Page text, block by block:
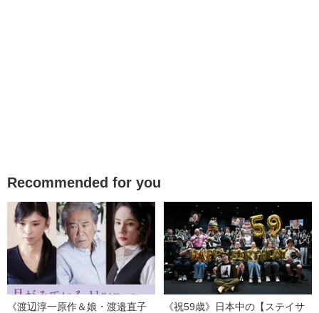
Recommended for you
《渡辺淳一原作＆娘・渡邉直子
《祝59歳》日本中の【ステイサ